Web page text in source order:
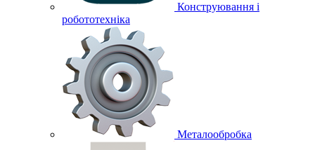
Конструювання і
робототехніка
Металообробка